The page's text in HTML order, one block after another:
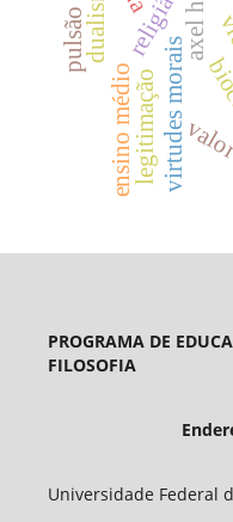
virtudes morais
religião
ensino médiolegitimação
PROGRAMA DE
FILOSOFIA
Endereço /
Universidade Federal